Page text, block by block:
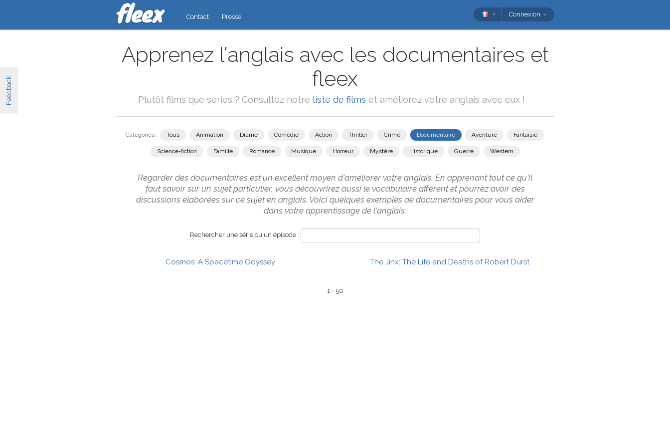
Feedback
Contact Presse Connexion
Apprenez l'anglais avec les documentaires et
fleex
Plutôt films que séries ? Consultez notre liste de films et améliorez votre anglais avec eux !
Catégories : Tous Animation Drame Comédie Action Thriller Crime Documentaire Aventure Fantaisie
Science-fiction Famille Romance Musique Horreur Mystère Historique Guerre Western
Regarder des documentaires est un excellent moyen d'améliorer votre anglais. En apprenant tout ce qu'il
faut savoir sur un sujet particulier, vous découvrirez aussi le vocabulaire afférent et pourrez avoir des
discussions élaborées sur ce sujet en anglais. Voici quelques exemples de documentaires pour vous aider
dans votre apprentissage de l'anglais.
Rechercher une série ou un épisode :
Cosmos: A Spacetime Odyssey The Jinx: The Life and Deaths of Robert Durst
1 - 50